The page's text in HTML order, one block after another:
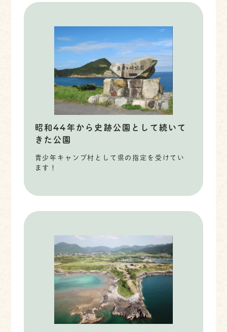
昭和44年から史跡公園として続いて
きた公園
青少年キャンプ村として県の指定を受けてい
ます！